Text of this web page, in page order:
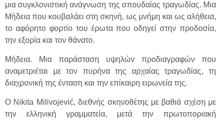
μια συγκλονιστική ανάγνωση της σπουδαίας τραγωδίας. Μια
Μήδεια που κουβαλάει στη σκηνή, ως μνήμη και ως αλήθεια,
το αφόρητο φορτίο του έρωτα που οδηγεί στην προδοσία,
την εξορία και τον θάνατο.
Μήδεια. Μια παράσταση υψηλών προδιαγραφών που
αναμετριέται με τον πυρήνα της αρχαίας τραγωδίας, τη
διαχρονική της ένταση και την επίκαιρη ειρωνεία της.
Ο Nikita Milivojević, διεθνής σκηνοθέτης με βαθιά σχέση με
την ελληνική γραμματεία, μετά την πρωτοποριακή